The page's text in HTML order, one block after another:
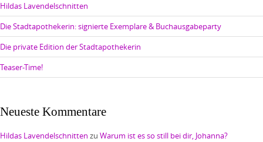
Hildas Lavendelschnitten
Die Stadtapothekerin: signierte Exemplare & Buchausgabeparty
Die private Edition der Stadtapothekerin
Teaser-Time!
Neueste Kommentare
Hildas Lavendelschnitten zu Warum ist es so still bei dir, Johanna?